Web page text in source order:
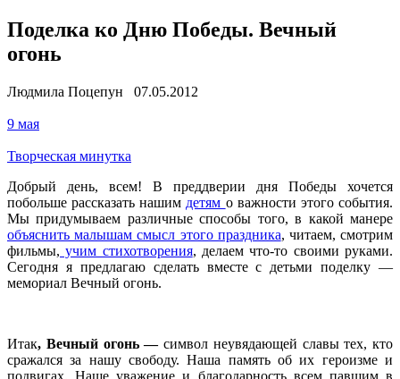
Поделка ко Дню Победы. Вечный
огонь
Людмила Поцепун 07.05.2012
9 мая
Творческая минутка
Добрый день, всем! В преддверии дня Победы хочется
побольше рассказать нашим детям о важности этого события.
Мы придумываем различные способы того, в какой манере
объяснить малышам смысл этого праздника, читаем, смотрим
фильмы, учим стихотворения, делаем что-то своими руками.
Сегодня я предлагаю сделать вместе с детьми поделку —
мемориал Вечный огонь.
Итак, Вечный огонь — символ неувядающей славы тех, кто
сражался за нашу свободу. Наша память об их героизме и
подвигах. Наше уважение и благодарность всем павшим в